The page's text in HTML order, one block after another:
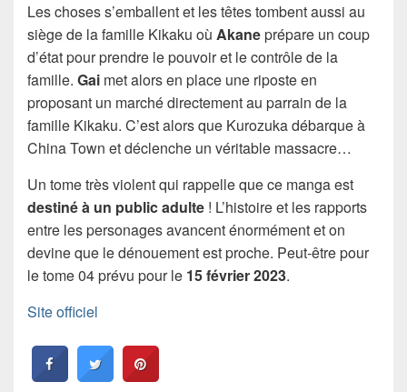
Les choses s’emballent et les têtes tombent aussi au
siège de la famille Kikaku où Akaneprépare un coup
d’état pour prendre le pouvoir et le contrôle de la
famille. Gai met alors en place une riposte en
proposant un marché directement au parrain de la
famille Kikaku. C’est alors que Kurozuka débarque à
China Town et déclenche un véritable massacre…
Un tome très violent qui rappelle que ce manga est
destiné à un public adulte ! L’histoire et les rapports
entre les personages avancent énormément et on
devine que le dénouement est proche. Peut-être pour
le tome 04 prévu pour le 15 février 2023.
Site officiel